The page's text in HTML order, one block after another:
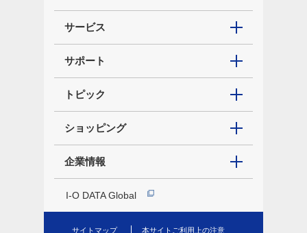
サービス
サポート
トピック
ショッピング
企業情報
I-O DATA Global
サイトマップ 本サイトご利用上の注意